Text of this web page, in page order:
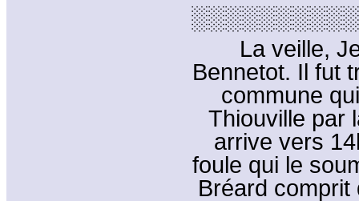
La veille,
Bennetot. Il fut
commune
Thiouville par
arrive vers
foule qui le
Bréard